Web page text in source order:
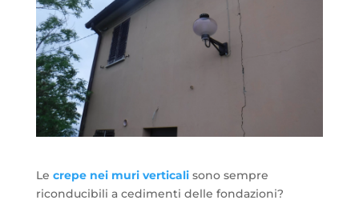
Le crepe nei muri verticali sono sempre
riconducibili a cedimenti delle fondazioni?